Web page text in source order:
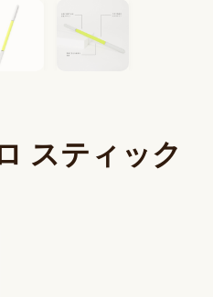
スティック